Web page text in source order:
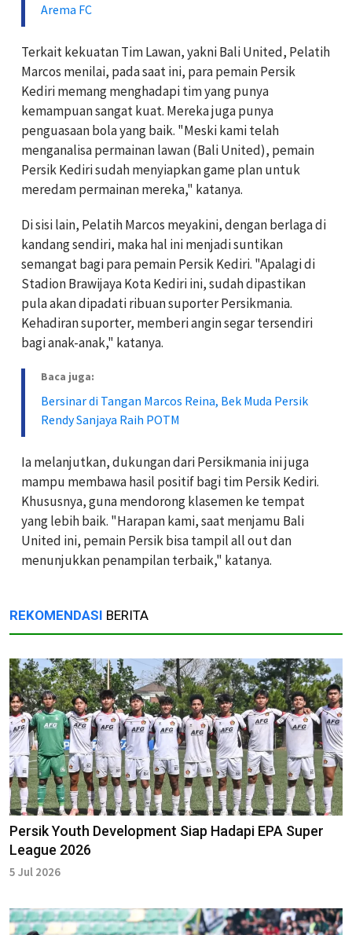
Arema FC
Terkait kekuatan Tim Lawan, yakni Bali United, Pelatih
Marcos menilai, pada saat ini, para pemain Persik
Kediri memang menghadapi tim yang punya
kemampuan sangat kuat. Mereka juga punya
penguasaan bola yang baik. "Meski kami telah
menganalisa permainan lawan (Bali United), pemain
Persik Kediri sudah menyiapkan game plan untuk
meredam permainan mereka," katanya.
Di sisi lain, Pelatih Marcos meyakini, dengan berlaga di
kandang sendiri, maka hal ini menjadi suntikan
semangat bagi para pemain Persik Kediri. "Apalagi di
Stadion Brawijaya Kota Kediri ini, sudah dipastikan
pula akan dipadati ribuan suporter Persikmania.
Kehadiran suporter, memberi angin segar tersendiri
bagi anak-anak," katanya.
Baca juga:
Bersinar di Tangan Marcos Reina, Bek Muda Persik
Rendy Sanjaya Raih POTM
Ia melanjutkan, dukungan dari Persikmania ini juga
mampu membawa hasil positif bagi tim Persik Kediri.
Khususnya, guna mendorong klasemen ke tempat
yang lebih baik. "Harapan kami, saat menjamu Bali
United ini, pemain Persik bisa tampil all out dan
menunjukkan penampilan terbaik," katanya.
REKOMENDASI BERITA
Persik Youth Development Siap Hadapi EPA Super
League 2026
5 Jul 2026